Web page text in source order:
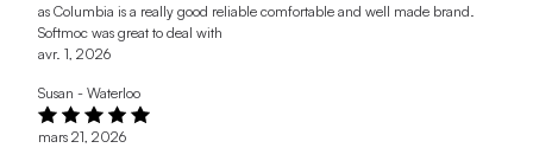
as Columbia is a really good reliable comfortable and well made brand.
Softmoc was great to deal with
avr. 1, 2026
Susan - Waterloo
mars 21, 2026